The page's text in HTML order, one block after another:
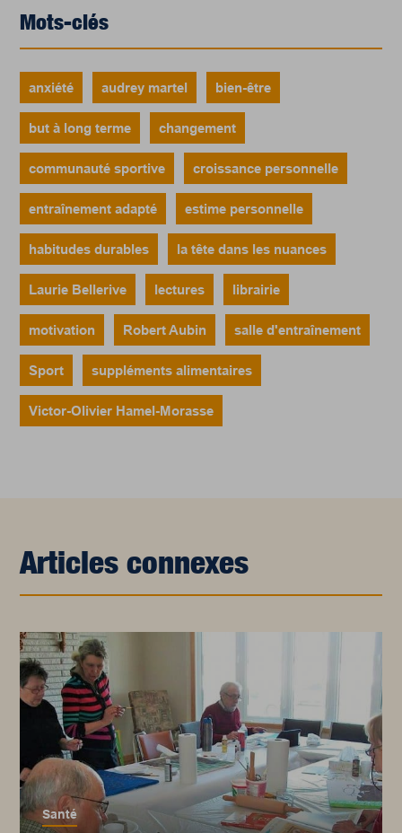
Mots-clés
anxiété audrey martel bien-être
but à long terme changement
communauté sportive croissance personnelle
entraînement adapté estime personnelle
habitudes durables la tête dans les nuances
Laurie Bellerive lectures librairie
motivation Robert Aubin salle d'entraînement
Sport suppléments alimentaires
Victor-Olivier Hamel-Morasse
Articles connexes
Santé